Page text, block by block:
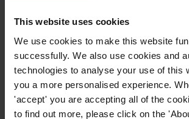
This website uses cookies
We use cookies to make this website
successfully. We also use cookies and
technologies to analyse your use of this
you a more personalised experience.
'accept' you are accepting all of the
to find out more, please click on the
info@transparency.lu
W: www.transparency.lu
Subscribe to our weekly newsletter